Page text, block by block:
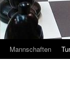
Mannschaften